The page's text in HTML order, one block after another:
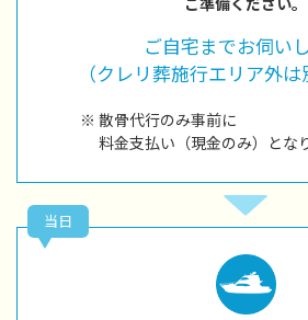
ご自宅までお伺い
（クレリ葬施行エリア外は
※ 散骨代行のみ事前に
料金支払い（現金のみ）とな
当日